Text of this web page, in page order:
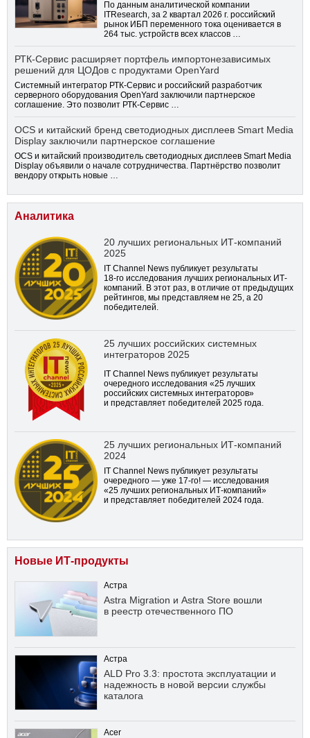
По данным аналитической компании
ITResearch, за 2 квартал 2026 г. российский
рынок ИБП переменного тока оценивается в
264 тыс. устройств всех классов …
РТК-Сервис расширяет портфель импортонезависимых
решений для ЦОДов с продуктами OpenYard
Системный интегратор РТК-Сервис и российский разработчик
серверного оборудования OpenYard заключили партнерское
соглашение. Это позволит РТК-Сервис …
OCS и китайский бренд светодиодных дисплеев Smart Media
Display заключили партнерское соглашение
OCS и китайский производитель светодиодных дисплеев Smart Media
Display объявили о начале сотрудничества. Партнёрство позволит
вендору открыть новые …
Аналитика
20 лучших региональных ИТ-компаний
2025
IT Channel News публикует результаты
18-го исследования лучших региональных ИТ-
компаний. В этот раз, в отличие от предыдущих
рейтингов, мы представляем не 25, а 20
победителей.
25 лучших российских системных
интеграторов 2025
IT Channel News публикует результаты
очередного исследования «25 лучших
российских системных интеграторов»
и представляет победителей 2025 года.
25 лучших региональных ИТ-компаний
2024
IT Channel News публикует результаты
очередного — уже 17-го! — исследования
«25 лучших региональных ИТ-компаний»
и представляет победителей 2024 года.
Новые ИТ-продукты
Астра
Astra Migration и Astra Store вошли
в реестр отечественного ПО
Астра
ALD Pro 3.3: простота эксплуатации и
надежность в новой версии службы
каталога
Acer